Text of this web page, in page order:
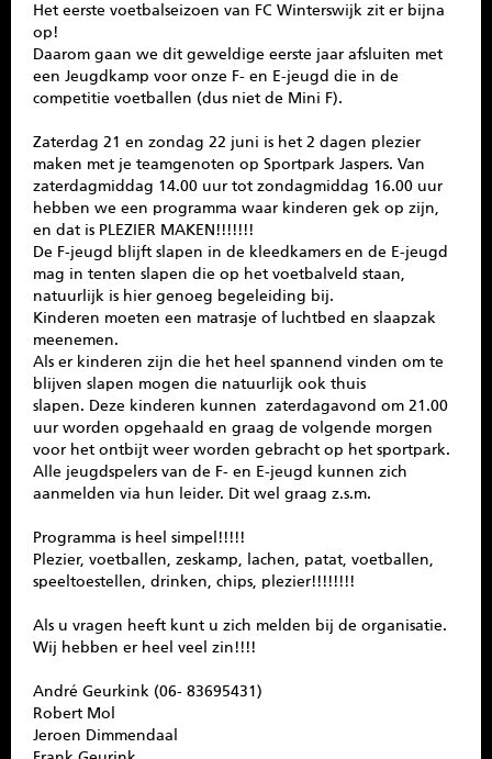
Het eerste voetbalseizoen van FC Winterswijk zit er bijna
op!
Daarom gaan we dit geweldige eerste jaar afsluiten met
een Jeugdkamp voor onze F- en E-jeugd die in de
competitie voetballen (dus niet de Mini F).
Zaterdag 21 en zondag 22 juni is het 2 dagen plezier
maken met je teamgenoten op Sportpark Jaspers. Van
zaterdagmiddag 14.00 uur tot zondagmiddag 16.00 uur
hebben we een programma waar kinderen gek op zijn,
en dat is PLEZIER MAKEN!!!!!!!
De F-jeugd blijft slapen in de kleedkamers en de E-jeugd
mag in tenten slapen die op het voetbalveld staan,
natuurlijk is hier genoeg begeleiding bij.
Kinderen moeten een matrasje of luchtbed en slaapzak
meenemen.
Als er kinderen zijn die het heel spannend vinden om te
blijven slapen mogen die natuurlijk ook thuis
slapen. Deze kinderen kunnen zaterdagavond om 21.00
uur worden opgehaald en graag de volgende morgen
voor het ontbijt weer worden gebracht op het sportpark.
Alle jeugdspelers van de F- en E-jeugd kunnen zich
aanmelden via hun leider. Dit wel graag z.s.m.
Programma is heel simpel!!!!!
Plezier, voetballen, zeskamp, lachen, patat, voetballen,
speeltoestellen, drinken, chips, plezier!!!!!!!!
Als u vragen heeft kunt u zich melden bij de organisatie.
Wij hebben er heel veel zin!!!!
André Geurkink (06- 83695431)
Robert Mol
Jeroen Dimmendaal